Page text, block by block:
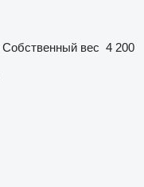
Собственный вес 4 200